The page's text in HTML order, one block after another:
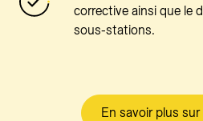
corrective ainsi que le
sous-stations.
En savoir plus sur